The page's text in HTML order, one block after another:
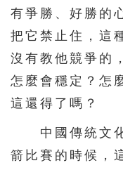
有爭勝、好勝的
把它禁止住，這
沒有教他競爭的
怎麼會穩定？怎
這還得了嗎？
中國傳統文化
箭比賽的時候，